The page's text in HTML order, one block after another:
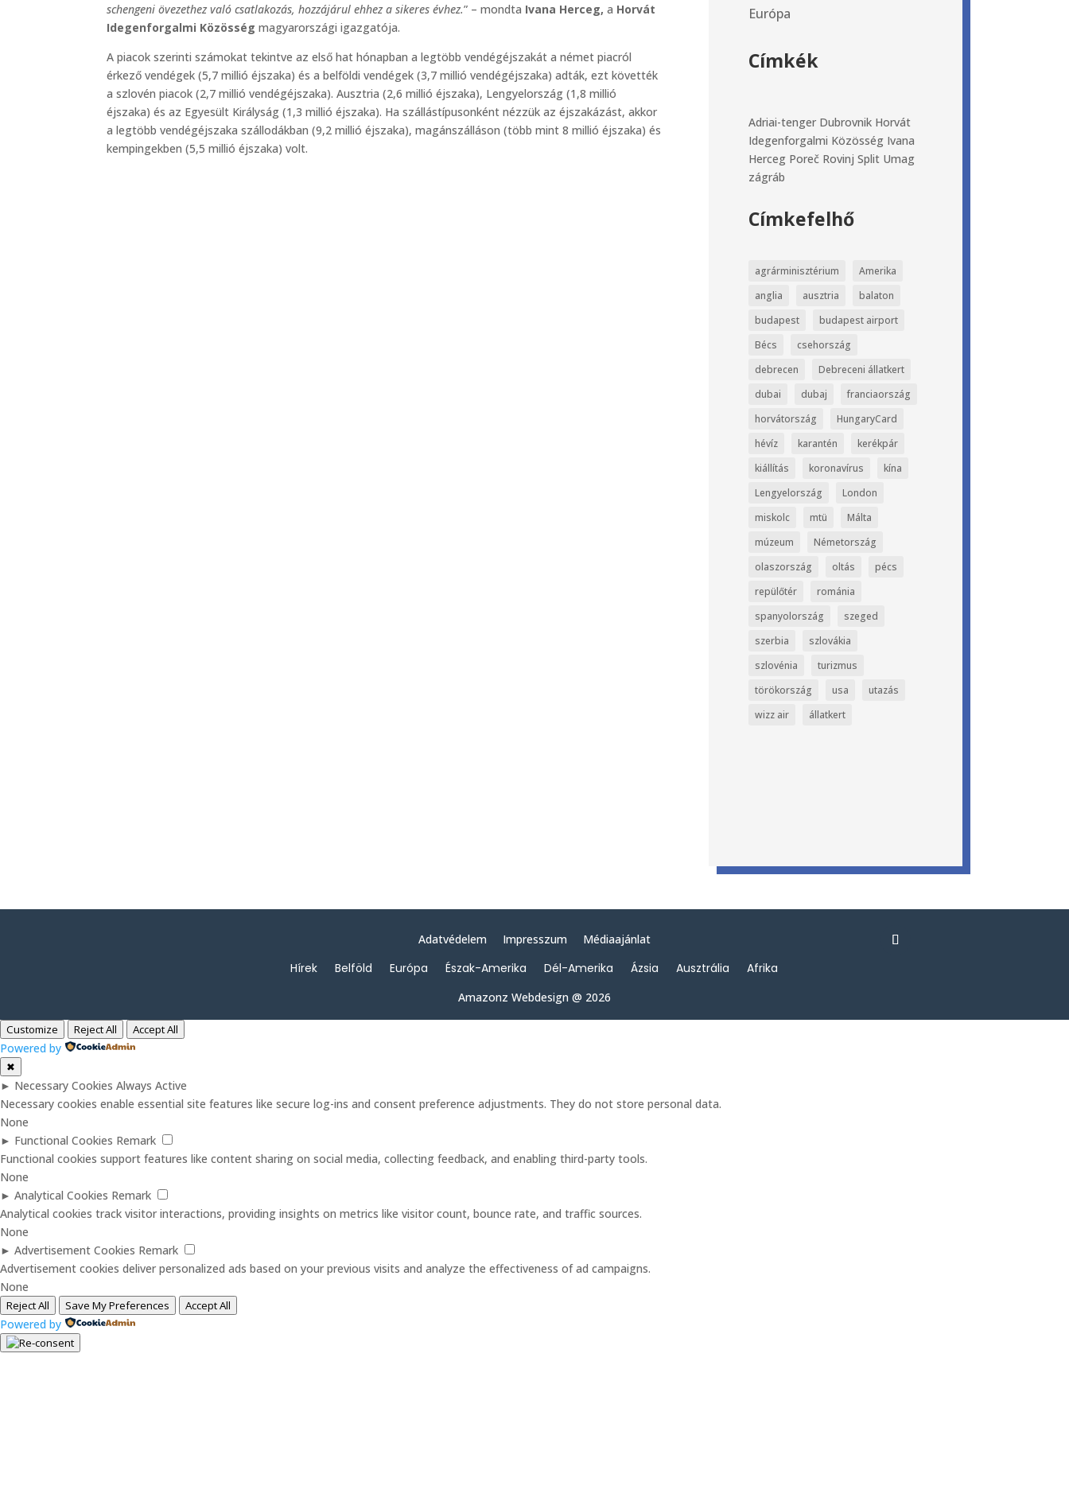
schengeni övezethez való csatlakozás, hozzájárul ehhez a sikeres évhez.” – mondta Ivana Herceg, a Horvát
Idegenforgalmi Közösségmagyarországi igazgatója.
A piacok szerinti számokat tekintve az első hat hónapban a legtöbb vendégéjszakát a német piacról
érkező vendégek (5,7 millió éjszaka) és a belföldi vendégek (3,7 millió vendégéjszaka) adták, ezt követték
a szlovén piacok (2,7 millió vendégéjszaka). Ausztria (2,6 millió éjszaka), Lengyelország (1,8 millió
éjszaka) és az Egyesült Királyság (1,3 millió éjszaka). Ha szállástípusonként nézzük az éjszakázást, akkor
a legtöbb vendégéjszaka szállodákban (9,2 millió éjszaka), magánszálláson (több mint 8 millió éjszaka) és
kempingekben (5,5 millió éjszaka) volt.
Európa
Címkék
Adriai-tenger Dubrovnik Horvát
Idegenforgalmi Közösség Ivana
Herceg Poreč Rovinj Split Umag
zágráb
Címkefelhő
agrárminisztérium
Amerika
anglia
ausztria
balaton
budapest
budapest airport
Bécs
csehország
debrecen
Debreceni állatkert
dubai
dubaj
franciaország
horvátország
HungaryCard
hévíz
karantén
kerékpár
kiállítás
koronavírus
kína
Lengyelország
London
miskolc
mtü
Málta
múzeum
Németország
olaszország
oltás
pécs
repülőtér
románia
spanyolország
szeged
szerbia
szlovákia
szlovénia
turizmus
törökország
usa
utazás
wizz air
állatkert
Adatvédelem Impresszum Médiaajánlat
Hírek Belföld Európa Észak-Amerika Dél-Amerika Ázsia Ausztrália Afrika
Amazonz Webdesign @ 2026
Customize Reject All Accept All
Powered by
✖
► Necessary Cookies Always Active
Necessary cookies enable essential site features like secure log-ins and consent preference adjustments. They do not store personal data.
None
► Functional Cookies Remark
Functional cookies support features like content sharing on social media, collecting feedback, and enabling third-party tools.
None
► Analytical Cookies Remark
Analytical cookies track visitor interactions, providing insights on metrics like visitor count, bounce rate, and traffic sources.
None
► Advertisement Cookies Remark
Advertisement cookies deliver personalized ads based on your previous visits and analyze the effectiveness of ad campaigns.
None
Reject All Save My Preferences Accept All
Powered by